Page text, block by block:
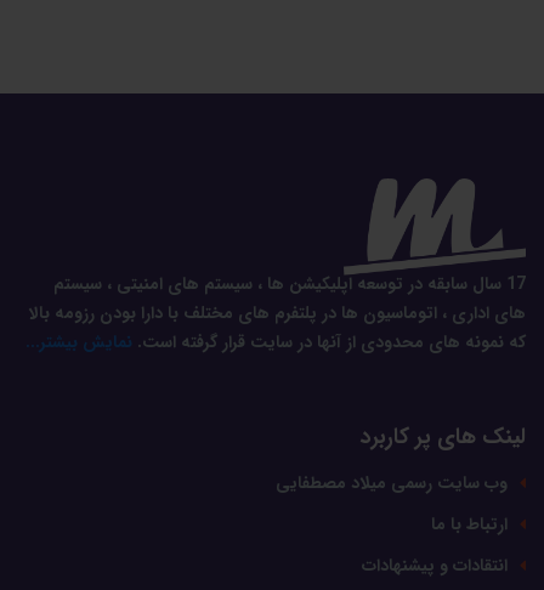
17 سال سابقه در توسعه اپلیکیشن ها ، سیستم های امنیتی ، سیستم
های اداری ، اتوماسیون ها در پلتفرم های مختلف با دارا بودن رزومه بالا
که نمونه های محدودی از آنها در سایت قرار گرفته است. نمایش بیشتر...
لینک های پر کاربرد
وب سایت رسمی میلاد مصطفایی
ارتباط با ما
انتقادات و پیشنهادات